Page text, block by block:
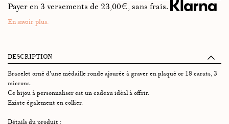
Payer en 3 versements de 23,00€, sans frais.
En savoir plus.
DESCRIPTION
Bracelet orné d'une médaille ronde ajourée à graver en plaqué or 18 carats, 3
microns.
Ce bijou à personnaliser est un cadeau idéal à offrir.
Existe également en collier.
Détails du produit :